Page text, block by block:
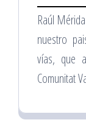
Raúl
nuestro
vías, que
Comunitat